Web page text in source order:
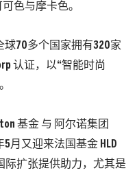
色与摩卡色。
球70多个国家拥有320家
认证，以“智能时尚
基金 与 阿尔诺集团
5月又迎来法国基金 HLD
际扩张提供助力，尤其是